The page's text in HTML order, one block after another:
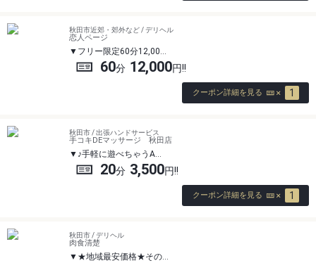
秋田市近郊・郊外など / デリヘル
恋人ページ
フリー限定60分12,00…
60 12,000
クーポン詳細を見る 1
秋田市 / 出張ハンドサービス
手コキDEマッサージ 秋田店
♪手軽に遊べちゃうA…
20 3,500
クーポン詳細を見る 1
秋田市 / デリヘル
肉食清楚
★地域最安価格★その…